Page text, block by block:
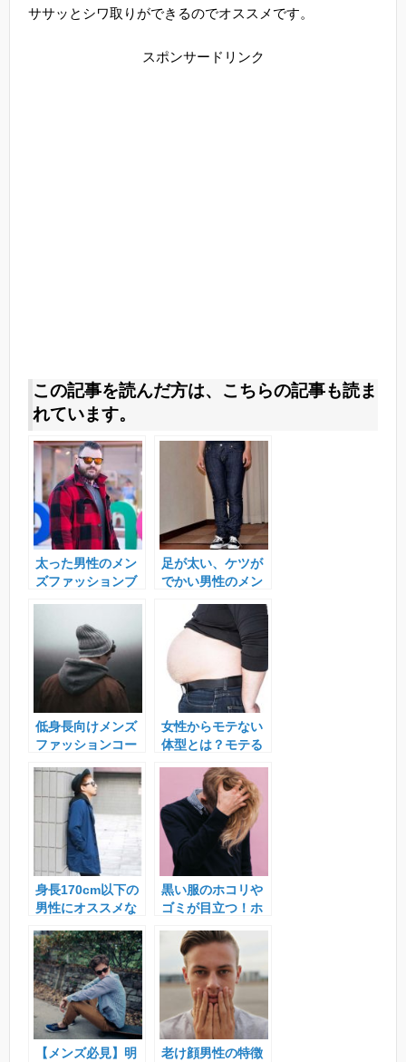
ササッとシワ取りができるのでオススメです。
スポンサードリンク
この記事を読んだ方は、こちらの記事も読ま
れています。
太った男性のメン
ズファッションブ
足が太い、ケツが
でかい男性のメン
デについて。
低身長向けメンズ
ファッションコー
の着こなし方につ
いて
女性からモテない
体型とは？モテる
痩せ方＆筋トレ方
法
身長170cm以下の
男性にオススメな
ンコーデ
黒い服のホコリや
ゴミが目立つ！ホ
防止、対策につい
て。
【メンズ必見】明
老け顔男性の特徴